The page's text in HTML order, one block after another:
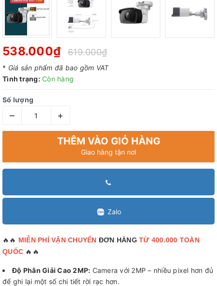
538.000₫ 619.000₫
* Giá sản phẩm đã bao gồm VAT
Tình trạng: Còn hàng
Số lượng
– +
THÊM VÀO GIỎ HÀNG
Giao hàng tận nơi
Zalo
🔥🔥 MIỄN PHÍ VẬN CHUYỂN ĐƠN HÀNG TỪ 400.000 TOÀN
QUỐC 🔥🔥
Độ Phân Giải Cao 2MP: Camera với 2MP – nhiều pixel hơn đủ
để ghi lại một số chi tiết rời rạc hơn.